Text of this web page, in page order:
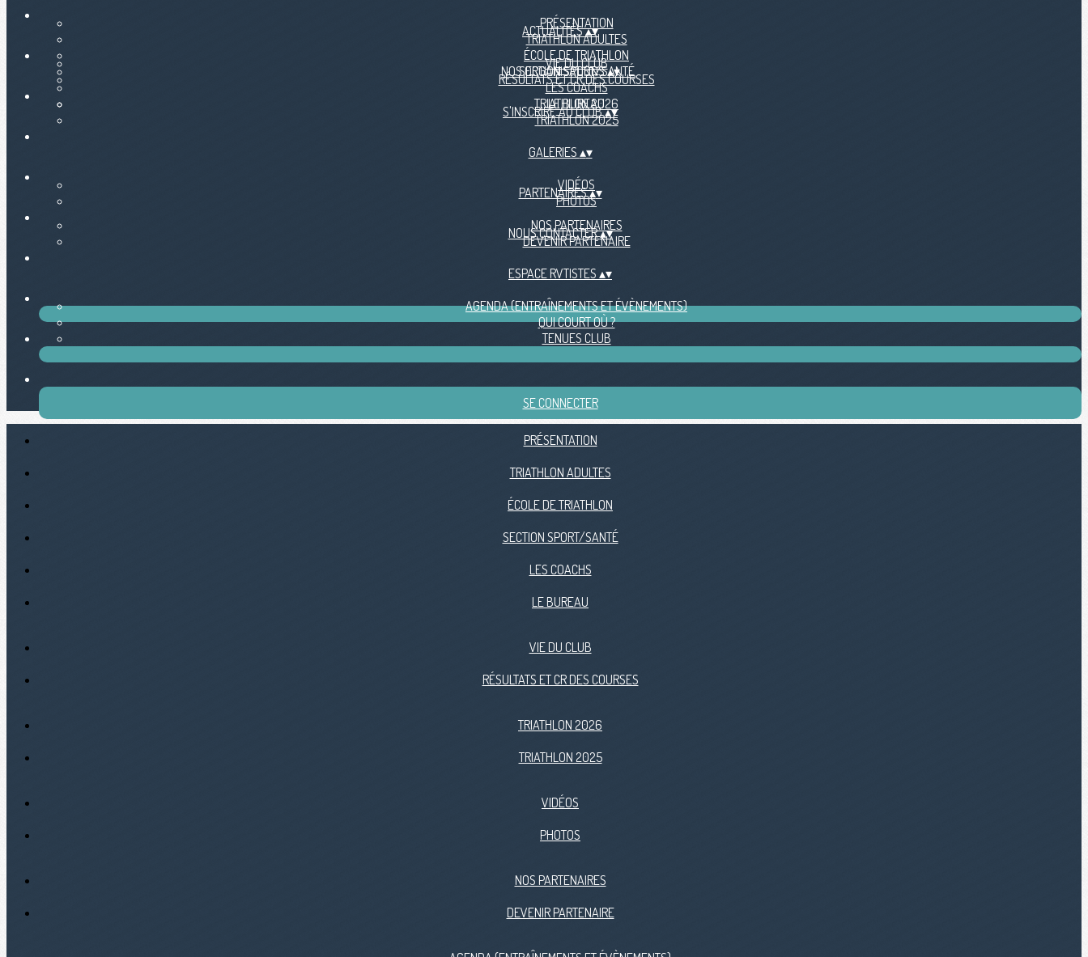
PRÉSENTATION
TRIATHLON ADULTES
ÉCOLE DE TRIATHLON
SECTION SPORT/SANTÉ
LES COACHS
LE BUREAU
ACTUALITÉS▴▾
VIE DU CLUB
RÉSULTATS ET CR DES COURSES
NOS ORGANISATIONS▴▾
TRIATHLON 2026
TRIATHLON 2025
S'INSCRIRE AU CLUB▴▾
GALERIES ▴▾
VIDÉOS
PHOTOS
PARTENAIRES▴▾
NOS PARTENAIRES
DEVENIR PARTENAIRE
NOUS CONTACTER▴▾
ESPACE RVTISTES ▴▾
AGENDA (ENTRAÎNEMENTS ET ÉVÈNEMENTS)
QUI COURT OÙ ?
TENUES CLUB
SE CONNECTER
PRÉSENTATION
TRIATHLON ADULTES
ÉCOLE DE TRIATHLON
SECTION SPORT/SANTÉ
LES COACHS
LE BUREAU
VIE DU CLUB
RÉSULTATS ET CR DES COURSES
TRIATHLON 2026
TRIATHLON 2025
VIDÉOS
PHOTOS
NOS PARTENAIRES
DEVENIR PARTENAIRE